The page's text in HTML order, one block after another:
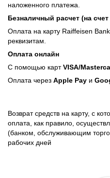
наложенного платежа.
Безналичный расчет (на
Оплата на карту Raiffeisen
реквизитам.
Оплата онлайн
С помощью картVISA/
Оплата через Apple Pay и
Возврат средств на карту, с
оплата, как правило,
(банком, обслуживающим
рабочих дней